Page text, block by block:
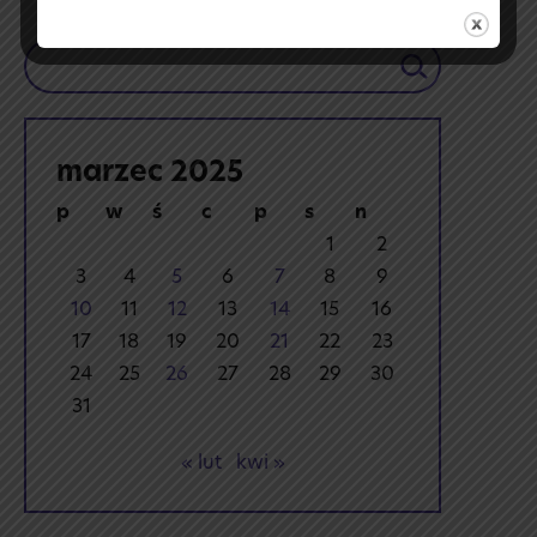
Szukaj
marzec 2025
p w ś c p s
n
1
2
3
4 5 6 7 8
9
10
11 12 13 14 15
16
17
18 19 20 21 22
23
24
25 26 27 28 29
30
31
« lut kwi »